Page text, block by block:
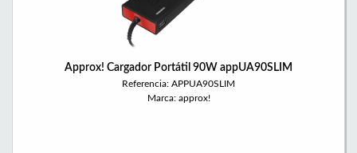
Approx! Cargador Portátil 90W appUA90SLIM
Referencia: APPUA90SLIM
Marca: approx!